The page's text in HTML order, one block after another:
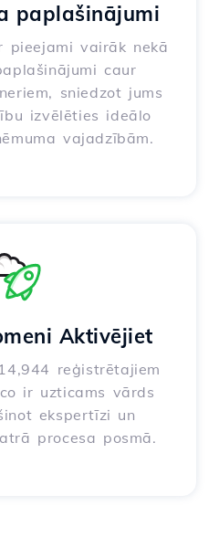
paplašinājumi
pieejami vairāk nekā
caur
sniedzot jums
izvēlēties ideālo
vajadzībām.
Aktivējiet
reģistrētajiem
ir uzticams vārds
ekspertīzi un
procesa posmā.